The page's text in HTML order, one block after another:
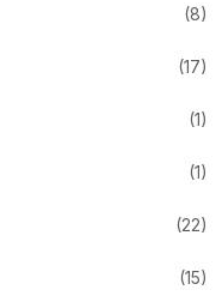
(8)
(17)
(1)
(1)
(22)
(15)